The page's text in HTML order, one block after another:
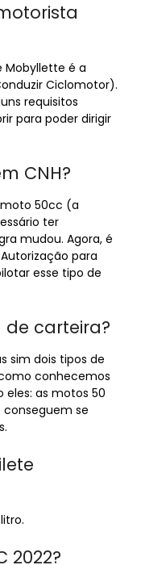
Mobyllette é a
Ciclomotor).
requisitos
para poder dirigir
CNH?
50cc (a
ter
mudou. Agora, é
para
esse tipo de
carteira?
sim dois tipos de
conhecemos
eles: as motos 50
conseguem se
2022?